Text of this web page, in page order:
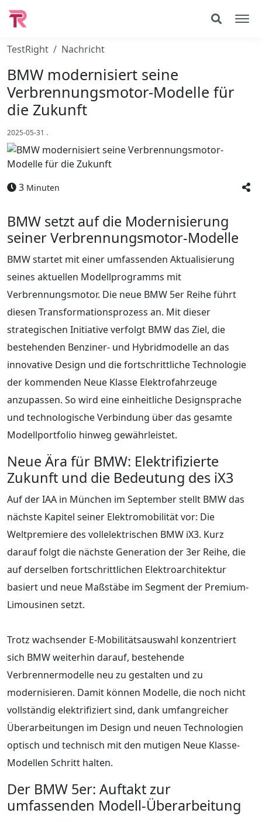
TestRight Nachricht
BMW modernisiert seine
Verbrennungsmotor-Modelle für
die Zukunft
2025-05-31 .
3 Minuten
BMW setzt auf die Modernisierung
seiner Verbrennungsmotor-Modelle
BMW startet mit einer umfassenden Aktualisierung
seines aktuellen Modellprogramms mit
Verbrennungsmotor. Die neue BMW 5er Reihe führt
diesen Transformationsprozess an. Mit dieser
strategischen Initiative verfolgt BMW das Ziel, die
bestehenden Benziner- und Hybridmodelle an das
innovative Design und die fortschrittliche Technologie
der kommenden Neue Klasse Elektrofahrzeuge
anzupassen. So wird eine einheitliche Designsprache
und technologische Verbindung über das gesamte
Modellportfolio hinweg gewährleistet.
Neue Ära für BMW: Elektrifizierte
Zukunft und die Bedeutung des iX3
Auf der IAA in München im September stellt BMW das
nächste Kapitel seiner Elektromobilität vor: Die
Weltpremiere des vollelektrischen BMW iX3. Kurz
darauf folgt die nächste Generation der 3er Reihe, die
auf derselben fortschrittlichen Elektroarchitektur
basiert und neue Maßstäbe im Segment der Premium-
Limousinen setzt.
Trotz wachsender E-Mobilitätsauswahl konzentriert
sich BMW weiterhin darauf, bestehende
Verbrennermodelle neu zu gestalten und zu
modernisieren. Damit können Modelle, die noch nicht
vollständig elektrifiziert sind, dank umfangreicher
Überarbeitungen im Design und neuen Technologien
optisch und technisch mit den mutigen Neue Klasse-
Modellen Schritt halten.
Der BMW 5er: Auftakt zur
umfassenden Modell-Überarbeitung